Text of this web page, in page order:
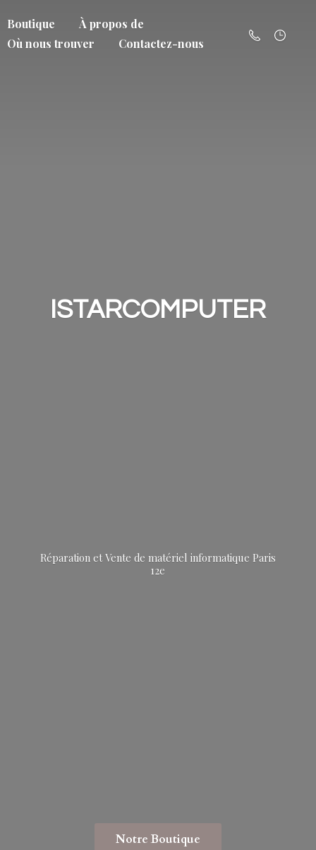
Boutique
À propos de
Où nous trouver
Contactez-nous
ISTARCOMPUTER
Réparation et Vente de matériel informatique Paris
12e
Notre Boutique